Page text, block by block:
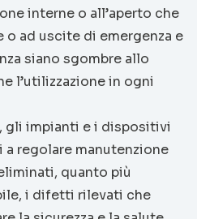
interne o all’aperto che
ad uscite di emergenza e
siano sgombre allo
l’utilizzazione in ogni
gli impianti e i dispositivi
regolare manutenzione
quanto più
i difetti rilevati che